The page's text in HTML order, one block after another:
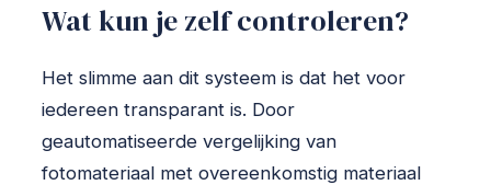
Wat kun je zelf controleren?
Het slimme aan dit systeem is dat het voor
iedereen transparant is. Door
geautomatiseerde vergelijking van
fotomateriaal met overeenkomstig materiaal